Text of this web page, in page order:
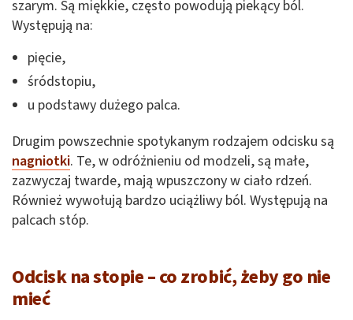
szarym. Są miękkie, często powodują piekący ból.
Występują na:
pięcie,
śródstopiu,
u podstawy dużego palca.
Drugim powszechnie spotykanym rodzajem odcisku są
nagniotki. Te, w odróżnieniu od modzeli, są małe,
zazwyczaj twarde, mają wpuszczony w ciało rdzeń.
Również wywołują bardzo uciążliwy ból. Występują na
palcach stóp.
Odcisk na stopie – co zrobić, żeby go nie
mieć